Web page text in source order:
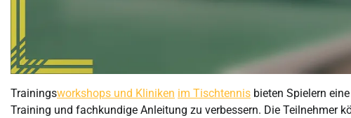
Trainingsworkshops und Kliniken im Tischtennis bieten Spielern
Training und fachkundige Anleitung zu verbessern. Die Teilnehmer